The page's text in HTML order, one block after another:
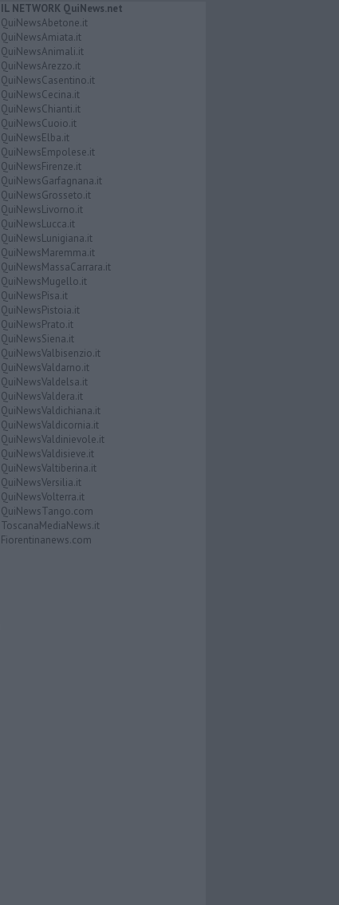
IL NETWORK QuiNews.net
QuiNewsAbetone.it
QuiNewsAmiata.it
QuiNewsAnimali.it
QuiNewsArezzo.it
QuiNewsCasentino.it
QuiNewsCecina.it
QuiNewsChianti.it
QuiNewsCuoio.it
QuiNewsElba.it
QuiNewsEmpolese.it
QuiNewsFirenze.it
QuiNewsGarfagnana.it
QuiNewsGrosseto.it
QuiNewsLivorno.it
QuiNewsLucca.it
QuiNewsLunigiana.it
QuiNewsMaremma.it
QuiNewsMassaCarrara.it
QuiNewsMugello.it
QuiNewsPisa.it
QuiNewsPistoia.it
QuiNewsPrato.it
QuiNewsSiena.it
QuiNewsValbisenzio.it
QuiNewsValdarno.it
QuiNewsValdelsa.it
QuiNewsValdera.it
QuiNewsValdichiana.it
QuiNewsValdicornia.it
QuiNewsValdinievole.it
QuiNewsValdisieve.it
QuiNewsValtiberina.it
QuiNewsVersilia.it
QuiNewsVolterra.it
QuiNewsTango.com
ToscanaMediaNews.it
Fiorentinanews.com